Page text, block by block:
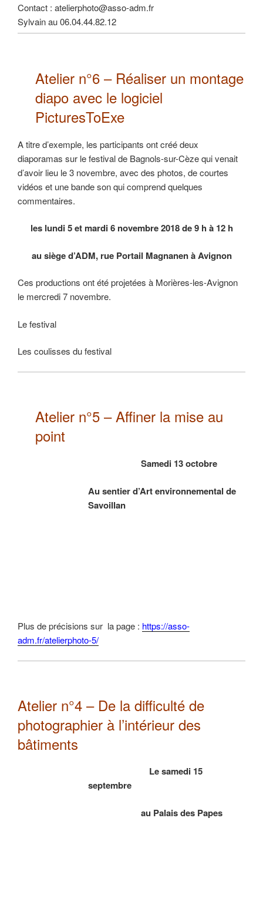
Contact : atelierphoto@asso-adm.fr
Sylvain au 06.04.44.82.12
Atelier n°6 – Réaliser un montage
diapo avec le logiciel
PicturesToExe
A titre d’exemple, les participants ont créé deux
diaporamas sur le festival de Bagnols-sur-Cèze qui venait
d’avoir lieu le 3 novembre, avec des photos, de courtes
vidéos et une bande son qui comprend quelques
commentaires.
les lundi 5 et mardi 6 novembre 2018 de 9 h à 12 h
au siège d’ADM, rue Portail Magnanen à Avignon
Ces productions ont été projetées à Morières-les-Avignon
le mercredi 7 novembre.
Le festival
Les coulisses du festival
Atelier n°5 – Affiner la mise au
point
Samedi 13 octobre
Au sentier d’Art environnemental de
Savoillan
Plus de précisions sur la page : https://asso-
adm.fr/atelierphoto-5/
Atelier n°4 – De la difficulté de
photographier à l’intérieur des
bâtiments
Le samedi 15
septembre
au Palais des Papes